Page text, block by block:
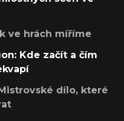
ve hrách míříme
Kde začít a čím
dílo, které